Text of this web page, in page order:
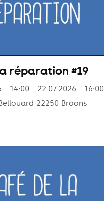
réparation #19
- 14:00 - 22.07.2026 - 16:00
22250 Broons